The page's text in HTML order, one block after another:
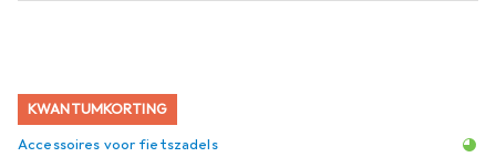
KWANTUMKORTING
Accessoires voor fietszadels